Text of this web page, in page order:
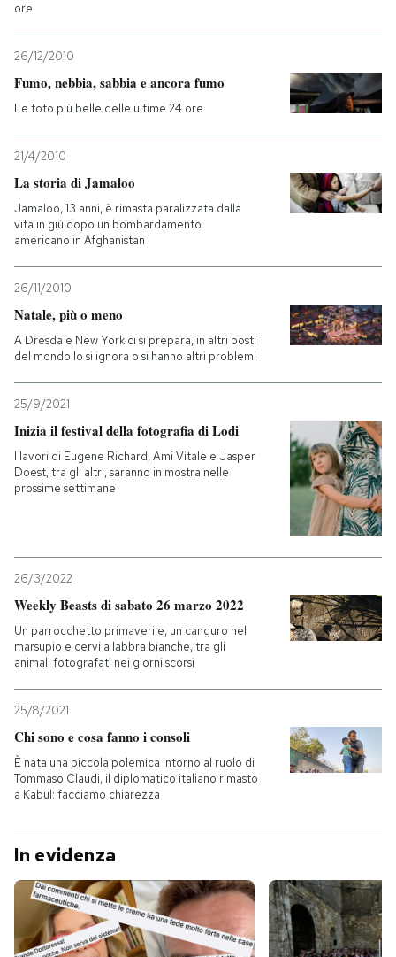
ore
26/12/2010
Fumo, nebbia, sabbia e ancora fumo
Le foto più belle delle ultime 24 ore
21/4/2010
La storia di Jamaloo
Jamaloo, 13 anni, è rimasta paralizzata dalla
vita in giù dopo un bombardamento
americano in Afghanistan
26/11/2010
Natale, più o meno
A Dresda e New York ci si prepara, in altri posti
del mondo lo si ignora o si hanno altri problemi
25/9/2021
Inizia il festival della fotografia di Lodi
I lavori di Eugene Richard, Ami Vitale e Jasper
Doest, tra gli altri, saranno in mostra nelle
prossime settimane
26/3/2022
Weekly Beasts di sabato 26 marzo 2022
Un parrocchetto primaverile, un canguro nel
marsupio e cervi a labbra bianche, tra gli
animali fotografati nei giorni scorsi
25/8/2021
Chi sono e cosa fanno i consoli
È nata una piccola polemica intorno al ruolo di
Tommaso Claudi, il diplomatico italiano rimasto
a Kabul: facciamo chiarezza
In evidenza